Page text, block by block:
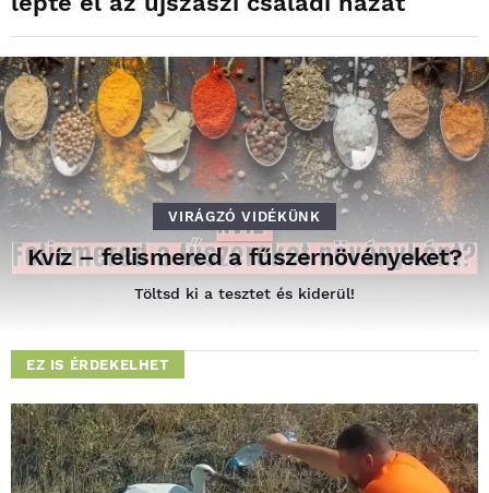
VIRÁGZÓ VIDÉKÜNK
Kvíz – felismered a fűszernövényeket?
Töltsd ki a tesztet és kiderül!
EZ IS ÉRDEKELHET